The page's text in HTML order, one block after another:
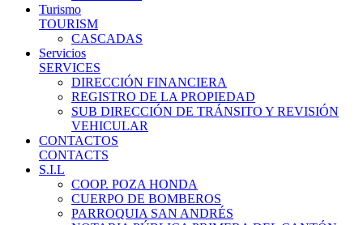
Turismo
TOURISM
CASCADAS
Servicios
SERVICES
DIRECCIÓN FINANCIERA
REGISTRO DE LA PROPIEDAD
SUB DIRECCIÓN DE TRÁNSITO Y REVISIÓN
VEHICULAR
CONTACTOS
CONTACTS
S.I.L
COOP. POZA HONDA
CUERPO DE BOMBEROS
PARROQUIA SAN ANDRÉS